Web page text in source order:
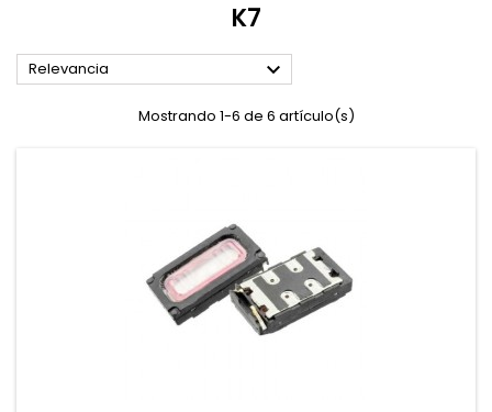
K7
Relevancia 
Mostrando 1-6 de 6 artículo(s)